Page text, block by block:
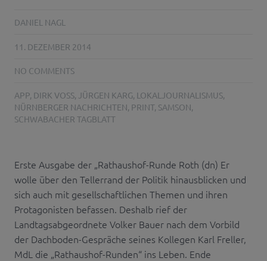
DANIEL NAGL
11. DEZEMBER 2014
NO COMMENTS
APP, DIRK VOSS , JÜRGEN KARG, LOKALJOURNALISMUS,
NÜRNBERGER NACHRICHTEN, PRINT, SAMSON,
SCHWABACHER TAGBLATT
Erste Ausgabe der „Rathaushof-Runde Roth (dn) Er
wolle über den Tellerrand der Politik hinausblicken und
sich auch mit gesellschaftlichen Themen und ihren
Protagonisten befassen. Deshalb rief der
Landtagsabgeordnete Volker Bauer nach dem Vorbild
der Dachboden-Gespräche seines Kollegen Karl Freller,
MdL die „Rathaushof-Runden“ ins Leben. Ende